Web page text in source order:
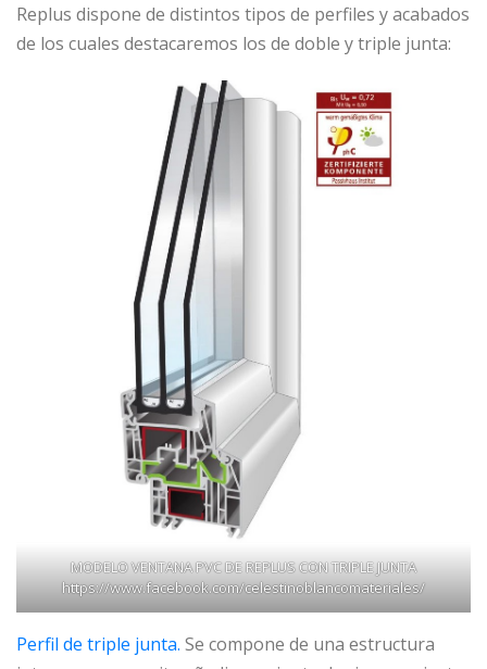
Replus dispone de distintos tipos de perfiles y acabados
de los cuales destacaremos los de doble y triple junta:
MODELO VENTANA PVC DE REPLUS CON TRIPLE JUNTA
https://www.facebook.com/celestinoblancomateriales/
Perfil de triple junta. Se compone de una estructura